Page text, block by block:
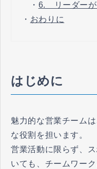
・ 6. リーダーが
・ おわりに
はじめに
魅力的な営業チーム
な役割を担います。
営業活動に限らず、
いても、チームワー